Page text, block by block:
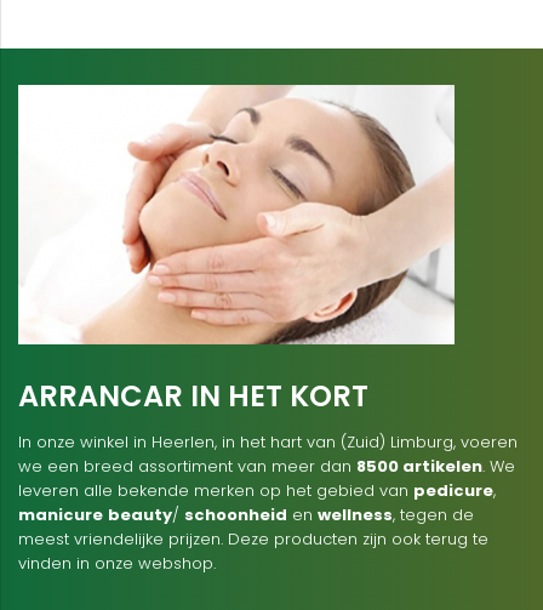
ARRANCAR IN HET KORT
In onze winkel in Heerlen, in het hart van (Zuid) Limburg, voeren
we een breed assortiment van meer dan 8500 artikelen. We
leveren alle bekende merken op het gebied van pedicure,
manicure beauty/ schoonheid en wellness, tegen de
meest vriendelijke prijzen. Deze producten zijn ook terug te
vinden in onze webshop.